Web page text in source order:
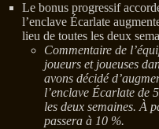
Le bonus progressif
l’enclave Écarlate
lieu de toutes les deux
Commentaire de
joueurs et joueuses
avons décidé
l’enclave Écarlate de
les deux semaines. À
passera à 10 %.